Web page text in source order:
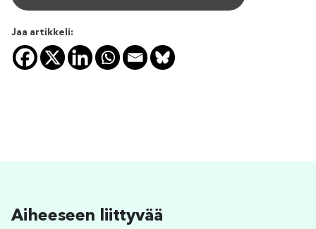
Jaa artikkeli:
Aiheeseen liittyvää